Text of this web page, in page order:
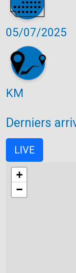
05/07/2025
KM
Derniers
LIVE
+
−